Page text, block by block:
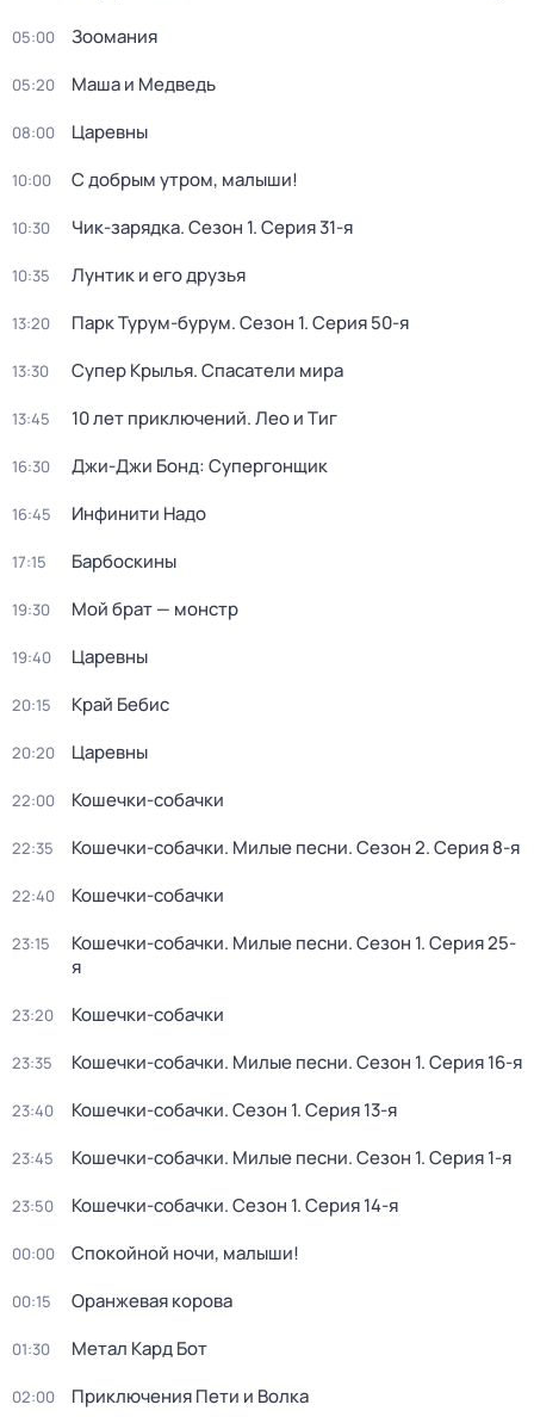
05:00 Зоомания
05:20 Маша и Медведь
08:00 Царевны
10:00 С добрым утром, малыши!
10:30 Чик-зарядка. Сезон 1. Серия 31-я
10:35 Лунтик и его друзья
13:20 Парк Турум-бурум. Сезон 1. Серия 50-я
13:30 Супер Крылья. Спасатели мира
13:45 10 лет приключений. Лео и Тиг
16:30 Джи-Джи Бонд: Супергонщик
16:45 Инфинити Надо
17:15 Барбоскины
19:30 Мой брат — монстр
19:40 Царевны
20:15 Край Бебис
20:20 Царевны
22:00 Кошечки-собачки
22:35 Кошечки-собачки. Милые песни. Сезон 2. Серия 8-я
22:40 Кошечки-собачки
23:15 Кошечки-собачки. Милые песни. Сезон 1. Серия 25-
я
23:20 Кошечки-собачки
23:35 Кошечки-собачки. Милые песни. Сезон 1. Серия 16-я
23:40 Кошечки-собачки. Сезон 1. Серия 13-я
23:45 Кошечки-собачки. Милые песни. Сезон 1. Серия 1-я
23:50 Кошечки-собачки. Сезон 1. Серия 14-я
00:00 Спокойной ночи, малыши!
00:15 Оранжевая корова
01:30 Метал Кард Бот
02:00 Приключения Пети и Волка